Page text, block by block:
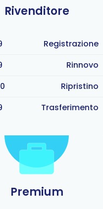
Rivenditore
Registrazione
Rinnovo
Ripristino
Trasferimento
Premium